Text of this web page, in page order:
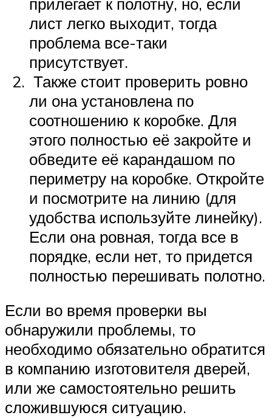
лист легко выходит, тогда
проблема все-таки
присутствует.
Также стоит проверить ровно
ли она установлена по
соотношению к коробке. Для
этого полностью её закройте и
обведите её карандашом по
периметру на коробке. Откройте
и посмотрите на линию (для
удобства используйте линейку).
Если она ровная, тогда все в
порядке, если нет, то придется
полностью перешивать полотно.
Если во время проверки вы
обнаружили проблемы, то
необходимо обязательно обратится
в компанию изготовителя дверей,
или же самостоятельно решить
сложившуюся ситуацию.